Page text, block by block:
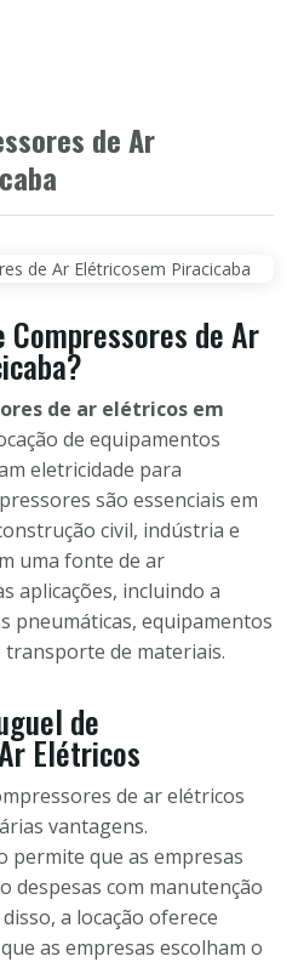
de Ar
Compressores de Ar
de ar elétricos em
de equipamentos
eletricidade para
são essenciais em
civil, indústria e
uma fonte de ar
aplicações, incluindo a
pneumáticas, equipamentos
de materiais.
de
Elétricos
de ar elétricos
vantagens.
permite que as empresas
despesas com manutenção
a locação oferece
as empresas escolham o